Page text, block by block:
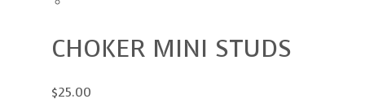
CHOKER MINI STUDS
$25.00